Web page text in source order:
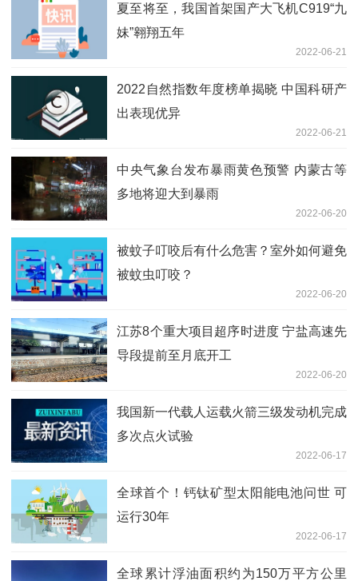
夏至将至，我国首架国产大飞机C919“九
妹”翱翔五年
2022-06-21
2022自然指数年度榜单揭晓 中国科研产
出表现优异
2022-06-21
中央气象台发布暴雨黄色预警 内蒙古等
多地将迎大到暴雨
2022-06-20
被蚊子叮咬后有什么危害？室外如何避免
被蚊虫叮咬？
2022-06-20
江苏8个重大项目超序时进度 宁盐高速先
导段提前至月底开工
2022-06-20
我国新一代载人运载火箭三级发动机完成
多次点火试验
2022-06-17
全球首个！钙钛矿型太阳能电池问世 可
运行30年
2022-06-17
全球累计浮油面积约为150万平方公里